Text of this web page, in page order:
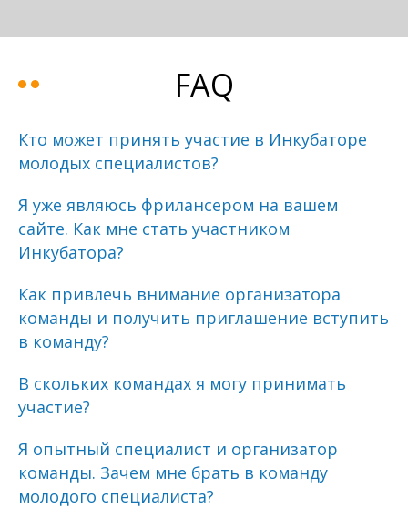
FAQ
Кто может принять участие в Инкубаторе
молодых специалистов?
Я уже являюсь фрилансером на вашем
сайте. Как мне стать участником
Инкубатора?
Как привлечь внимание организатора
команды и получить приглашение вступить
в команду?
В скольких командах я могу принимать
участие?
Я опытный специалист и организатор
команды. Зачем мне брать в команду
молодого специалиста?